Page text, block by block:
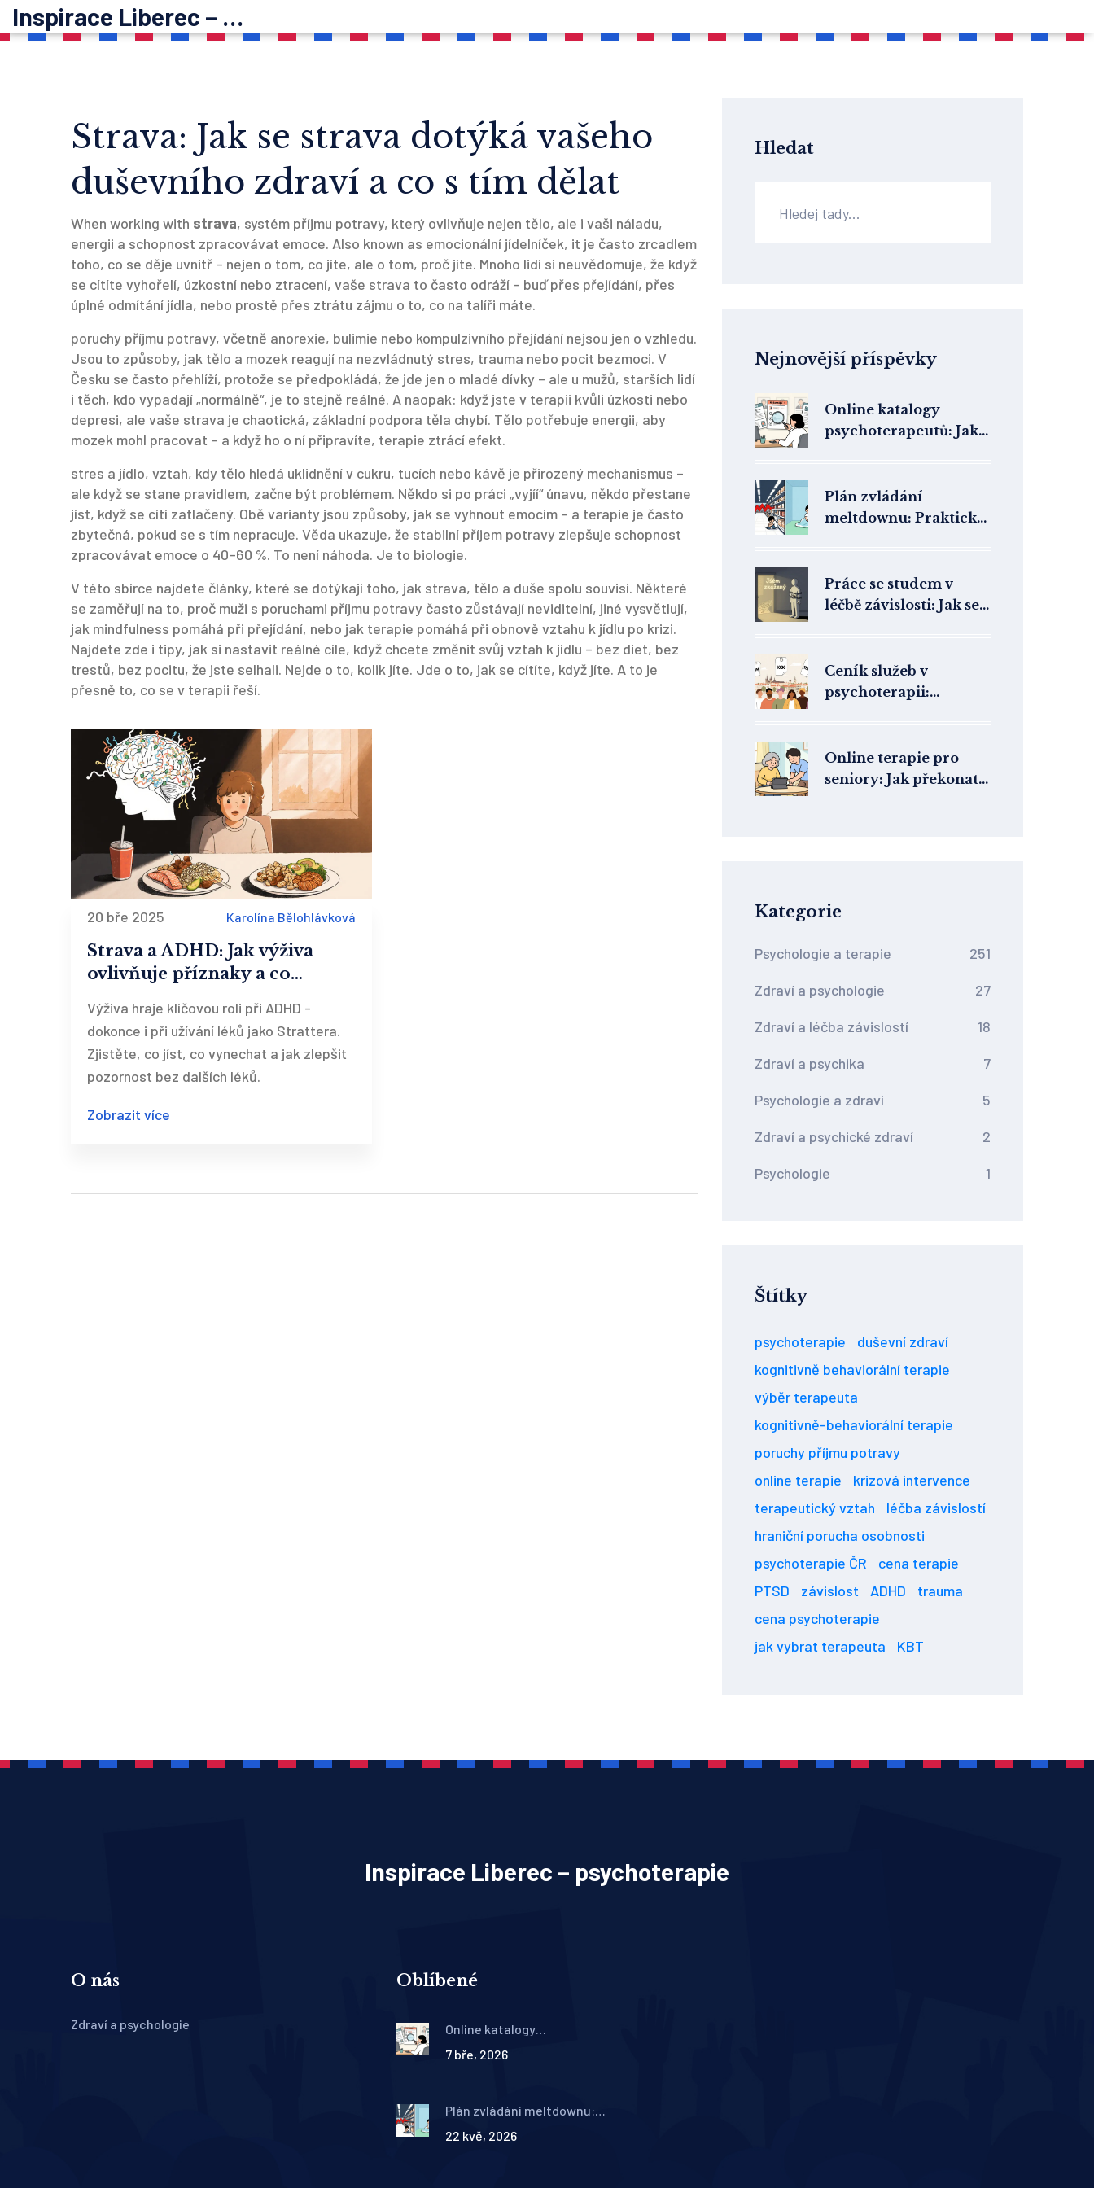
Inspirace Liberec – psychoterapie
Strava: Jak se strava dotýká vašeho
duševního zdraví a co s tím dělat
When working with strava, systém příjmu potravy, který ovlivňuje nejen tělo, ale i vaši náladu,
energii a schopnost zpracovávat emoce. Also known as emocionální jídelníček, it je často zrcadlem
toho, co se děje uvnitř – nejen o tom, co jíte, ale o tom, proč jíte. Mnoho lidí si neuvědomuje, že když
se cítíte vyhořelí, úzkostní nebo ztracení, vaše strava to často odráží – buď přes přejídání, přes
úplné odmítání jídla, nebo prostě přes ztrátu zájmu o to, co na talíři máte.
poruchy příjmu potravy, včetně anorexie, bulimie nebo kompulzivního přejídání nejsou jen o vzhledu.
Jsou to způsoby, jak tělo a mozek reagují na nezvládnutý stres, trauma nebo pocit bezmoci. V
Česku se často přehlíží, protože se předpokládá, že jde jen o mladé dívky – ale u mužů, starších lidí
i těch, kdo vypadají „normálně“, je to stejně reálné. A naopak: když jste v terapii kvůli úzkosti nebo
depresi, ale vaše strava je chaotická, základní podpora těla chybí. Tělo potřebuje energii, aby
mozek mohl pracovat – a když ho o ní připravíte, terapie ztrácí efekt.
stres a jídlo, vztah, kdy tělo hledá uklidnění v cukru, tucích nebo kávě je přirozený mechanismus –
ale když se stane pravidlem, začne být problémem. Někdo si po práci „vyjíí“ únavu, někdo přestane
jíst, když se cítí zatlačený. Obě varianty jsou způsoby, jak se vyhnout emocím – a terapie je často
zbytečná, pokud se s tím nepracuje. Věda ukazuje, že stabilní příjem potravy zlepšuje schopnost
zpracovávat emoce o 40–60 %. To není náhoda. Je to biologie.
V této sbírce najdete články, které se dotýkají toho, jak strava, tělo a duše spolu souvisí. Některé
se zaměřují na to, proč muži s poruchami příjmu potravy často zůstávají neviditelní, jiné vysvětlují,
jak mindfulness pomáhá při přejídání, nebo jak terapie pomáhá při obnově vztahu k jídlu po krizi.
Najdete zde i tipy, jak si nastavit reálné cíle, když chcete změnit svůj vztah k jídlu – bez diet, bez
trestů, bez pocitu, že jste selhali. Nejde o to, kolik jíte. Jde o to, jak se cítíte, když jíte. A to je
přesně to, co se v terapii řeší.
20 bře 2025 Karolína Bělohlávková
Strava a ADHD: Jak výživa
ovlivňuje příznaky a co
Výživa hraje klíčovou roli při ADHD -
dokonce i při užívání léků jako Strattera.
Zjistěte, co jíst, co vynechat a jak zlepšit
pozornost bez dalších léků.
Zobrazit více
Hledat
Nejnovější příspěvky
Online katalogy
psychoterapeutů: Jak
2026
Plán zvládání
meltdownu: Praktický
Práce se studem v
léčbě závislosti: Jak se
Ceník služeb v
psychoterapii:
Online terapie pro
seniory: Jak překonat
Kategorie
Psychologie a terapie 251
Zdraví a psychologie 27
Zdraví a léčba závislostí 18
Zdraví a psychika 7
Psychologie a zdraví 5
Zdraví a psychické zdraví 2
Psychologie 1
Štítky
psychoterapie
duševní zdraví
kognitivně behaviorální terapie
výběr terapeuta
kognitivně-behaviorální terapie
poruchy příjmu potravy
online terapie
krizová intervence
terapeutický vztah
léčba závislostí
hraniční porucha osobnosti
psychoterapie ČR
cena terapie
PTSD
závislost ADHD
trauma
cena psychoterapie
jak vybrat terapeuta
KBT
Inspirace Liberec – psychoterapie
O nás
Zdraví a psychologie
Oblíbené
Online katalogy
efektivně filtrovat a
7 bře, 2026
Plán zvládání meltdownu:
školu
22 kvě, 2026